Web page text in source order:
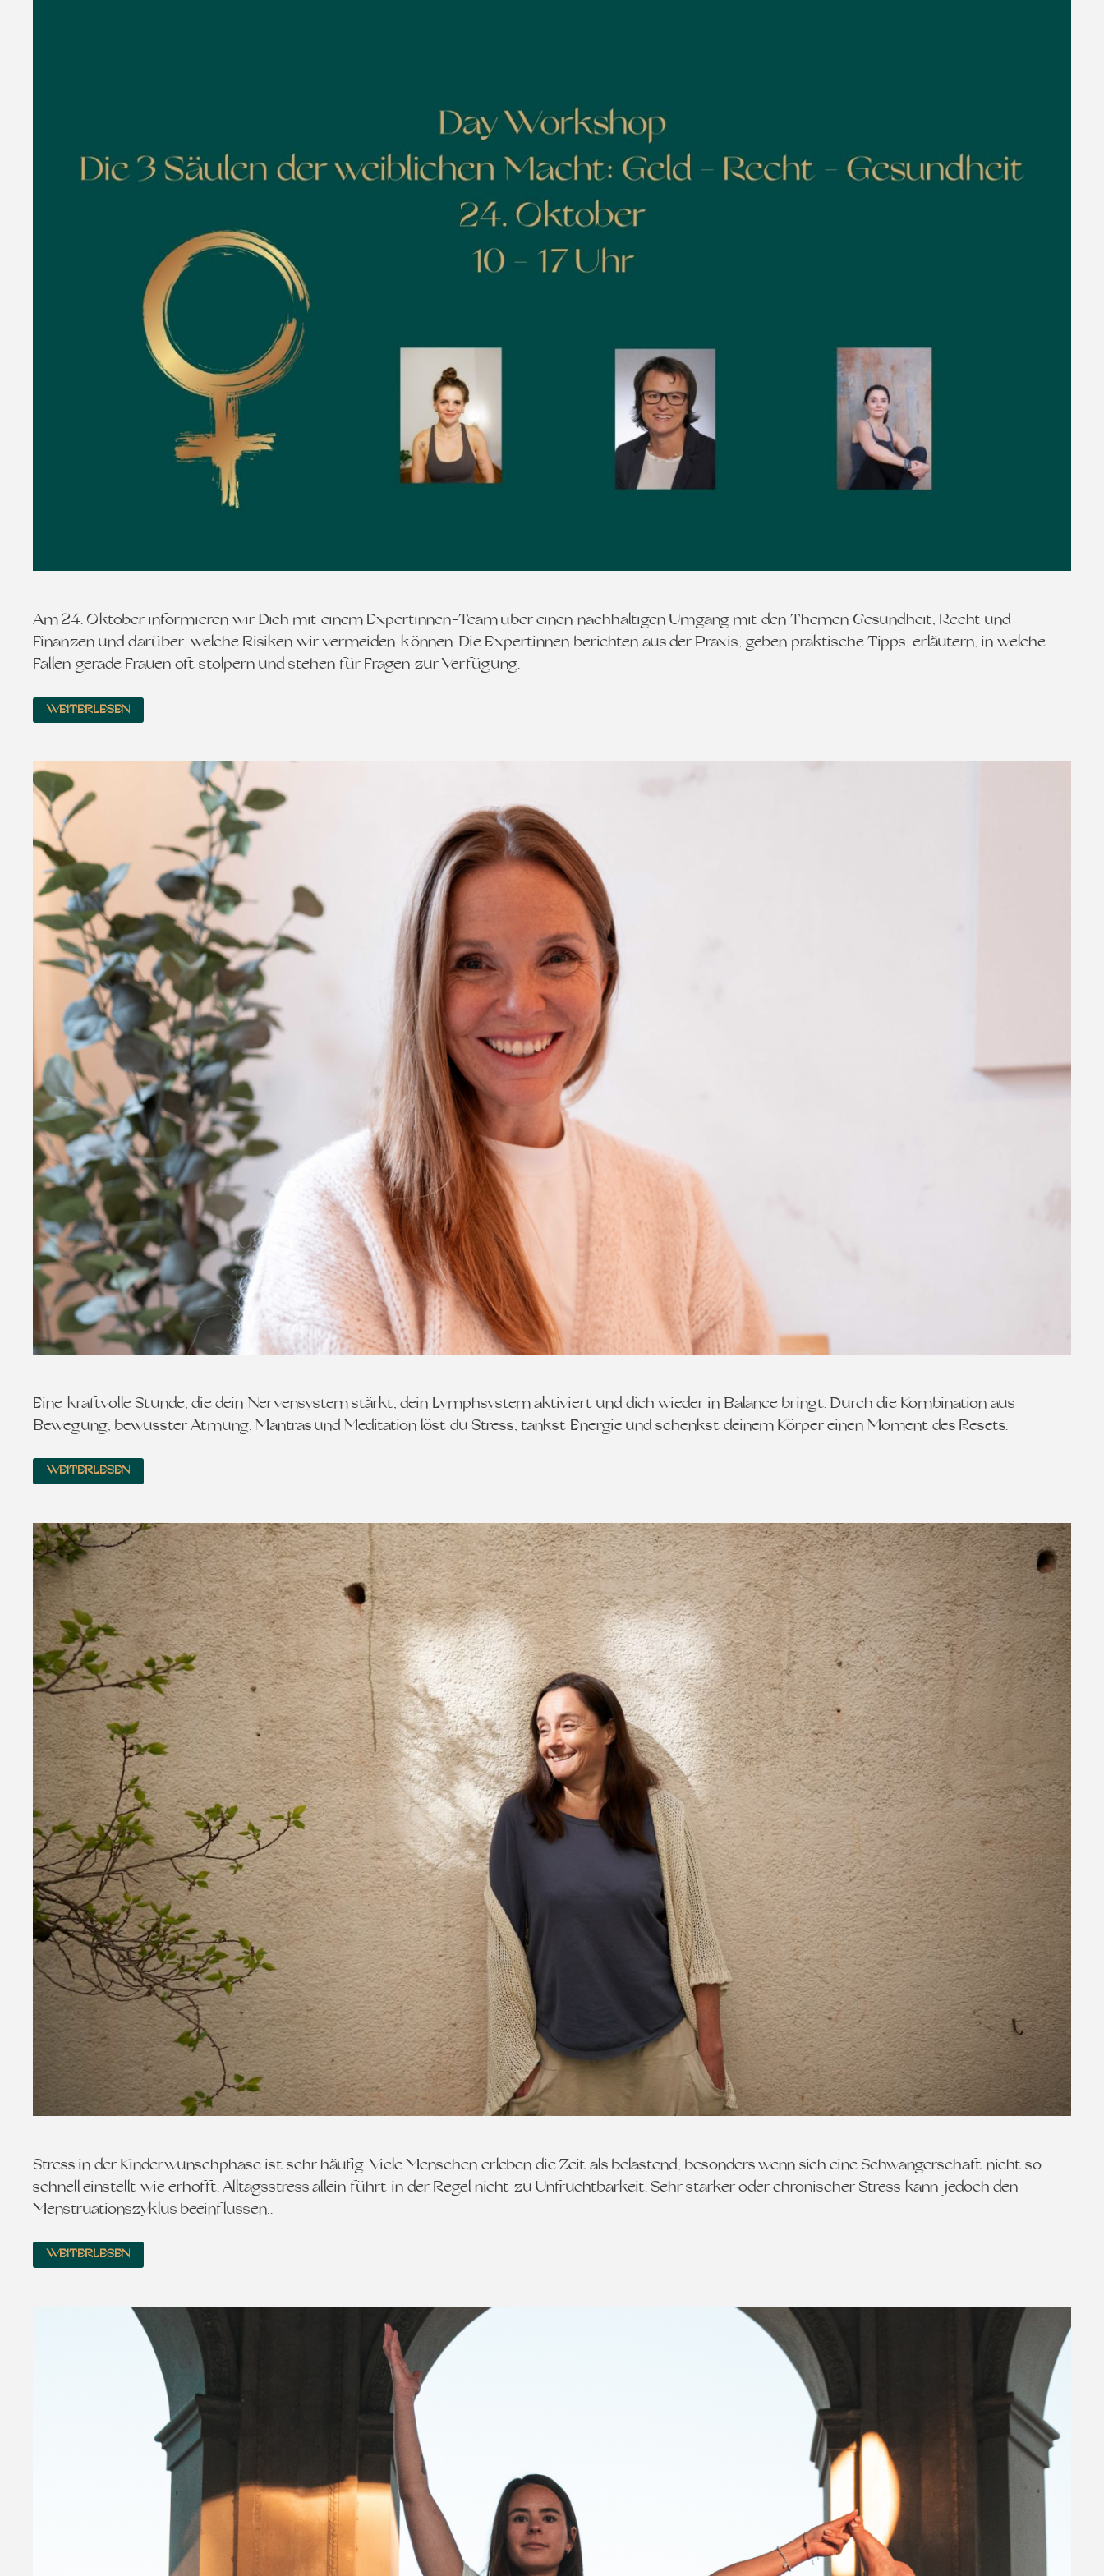
Am 24. Oktober informieren wir Dich mit einem Expertinnen-Team über einen nachhaltigen Umgang mit den Themen Gesundheit, Recht und
Finanzen und darüber, welche Risiken wir vermeiden können. Die Expertinnen berichten aus der Praxis, geben praktische Tipps, erläutern, in welche
Fallen gerade Frauen oft stolpern und stehen für Fragen zur Verfügung…
WEITERLESEN
Eine kraftvolle Stunde, die dein Nervensystem stärkt, dein Lymphsystem aktiviert und dich wieder in Balance bringt. Durch die Kombination aus
Bewegung, bewusster Atmung, Mantras und Meditation löst du Stress, tankst Energie und schenkst deinem Körper einen Moment des Resets…
WEITERLESEN
Stress in der Kinderwunschphase ist sehr häufig. Viele Menschen erleben die Zeit als belastend, besonders wenn sich eine Schwangerschaft nicht so
schnell einstellt wie erhofft. Alltagsstress allein führt in der Regel nicht zu Unfruchtbarkeit. Sehr starker oder chronischer Stress kann jedoch den
Menstruationszyklus beeinflussen,…
WEITERLESEN